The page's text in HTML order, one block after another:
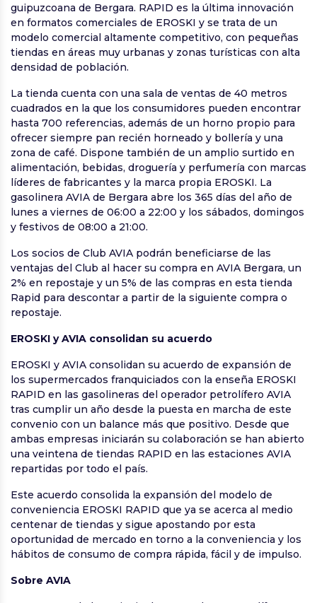
guipuzcoana de Bergara. RAPID es la última innovación
en formatos comerciales de EROSKI y se trata de un
modelo comercial altamente competitivo, con pequeñas
tiendas en áreas muy urbanas y zonas turísticas con alta
densidad de población.
La tienda cuenta con una sala de ventas de 40 metros
cuadrados en la que los consumidores pueden encontrar
hasta 700 referencias, además de un horno propio para
ofrecer siempre pan recién horneado y bollería y una
zona de café. Dispone también de un amplio surtido en
alimentación, bebidas, droguería y perfumería con marcas
líderes de fabricantes y la marca propia EROSKI. La
gasolinera AVIA de Bergara abre los 365 días del año de
lunes a viernes de 06:00 a 22:00 y los sábados, domingos
y festivos de 08:00 a 21:00.
Los socios de Club AVIA podrán beneficiarse de las
ventajas del Club al hacer su compra en AVIA Bergara, un
2% en repostaje y un 5% de las compras en esta tienda
Rapid para descontar a partir de la siguiente compra o
repostaje.
EROSKI y AVIA consolidan su acuerdo
EROSKI y AVIA consolidan su acuerdo de expansión de
los supermercados franquiciados con la enseña EROSKI
RAPID en las gasolineras del operador petrolífero AVIA
tras cumplir un año desde la puesta en marcha de este
convenio con un balance más que positivo. Desde que
ambas empresas iniciarán su colaboración se han abierto
una veintena de tiendas RAPID en las estaciones AVIA
repartidas por todo el país.
Este acuerdo consolida la expansión del modelo de
conveniencia EROSKI RAPID que ya se acerca al medio
centenar de tiendas y sigue apostando por esta
oportunidad de mercado en torno a la conveniencia y los
hábitos de consumo de compra rápida, fácil y de impulso.
Sobre AVIA